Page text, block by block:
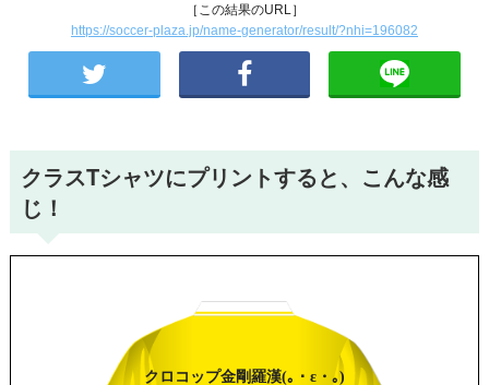
［この結果のURL］
https://soccer-plaza.jp/name-generator/result/?nhi=196082
クラスTシャツにプリントすると、こんな感
じ！
クロコップ金剛羅漢(｡・ε・｡)